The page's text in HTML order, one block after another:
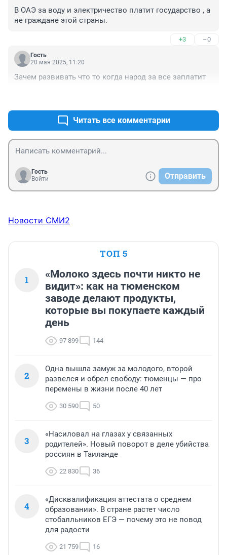
В ОАЭ за воду и электричество платит государство , а
не граждане этой страны.
+3 –0
Гость
20 мая 2025, 11:20
Зачем развивать что то когда народ за все заплатит
Читать все комментарии
Гость
Войти
Отправить
Новости СМИ2
ТОП 5
1
«Молоко здесь почти никто не
видит»: как на тюменском
заводе делают продукты,
которые вы покупаете каждый
день
97 899 144
2
Одна вышла замуж за молодого, второй
развелся и обрел свободу: тюменцы — про
перемены в жизни после 40 лет
30 590 50
3
«Насиловал на глазах у связанных
родителей». Новый поворот в деле убийства
россиян в Таиланде
22 830 36
4
«Дисквалификация аттестата о среднем
образовании». В стране растет число
стобалльников ЕГЭ — почему это не повод
для радости
21 759 16